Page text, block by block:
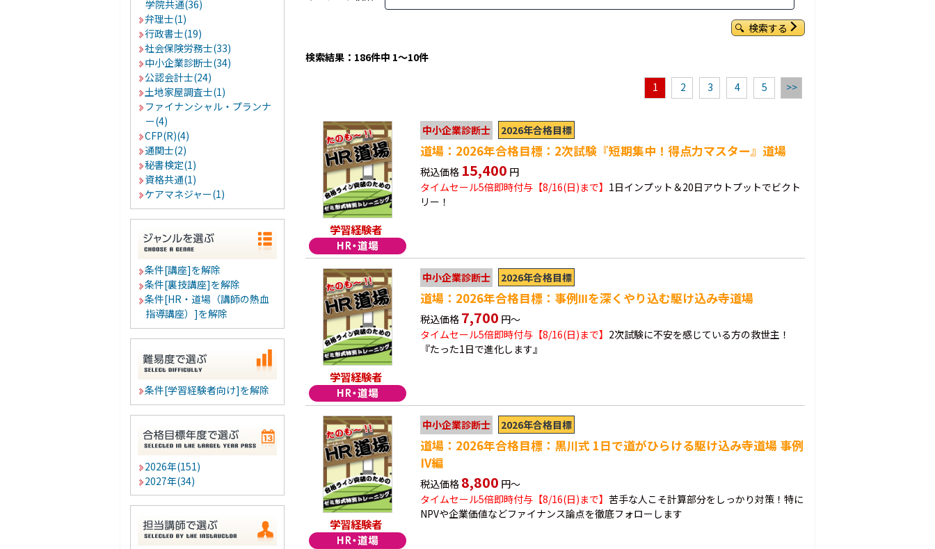
学院共通(36)
弁理士(1)
行政書士(19)
社会保険労務士(33)
中小企業診断士(34)
公認会計士(24)
土地家屋調査士(1)
ファイナンシャル・プランナ
ー(4)
CFP(R)(4)
通関士(2)
秘書検定(1)
資格共通(1)
ケアマネジャー(1)
条件[講座]を解除
条件[裏技講座]を解除
条件[HR・道場（講師の熱血
指導講座）]を解除
条件[学習経験者向け]を解除
2026年(151)
2027年(34)
検索する
検索結果：186件中 1～10件
1 2 3 4 5 >>
学習経験者
中小企業診断士 2026年合格目標
道場：2026年合格目標：2次試験『短期集中！得点力マスター』道場
税込価格 15,400 円
タイムセール5倍即時付与【8/16(日)まで】 1日インプット＆20日アウトプットでビクト
リー！
学習経験者
中小企業診断士 2026年合格目標
道場：2026年合格目標：事例Ⅲを深くやり込む駆け込み寺道場
税込価格 7,700 円～
タイムセール5倍即時付与【8/16(日)まで】 2次試験に不安を感じている方の救世主！
『たった1日で進化します』
学習経験者
中小企業診断士 2026年合格目標
道場：2026年合格目標：黒川式 1日で道がひらける駆け込み寺道場 事例
IV編
税込価格 8,800 円～
タイムセール5倍即時付与【8/16(日)まで】苦手な人こそ計算部分をしっかり対策！特に
NPVや企業価値などファイナンス論点を徹底フォローします